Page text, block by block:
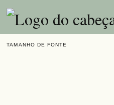
TAMANHO DE FONTE